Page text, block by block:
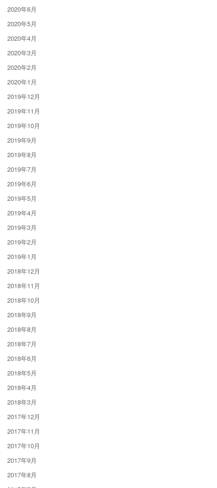
2020年6月
2020年5月
2020年4月
2020年3月
2020年2月
2020年1月
2019年12月
2019年11月
2019年10月
2019年9月
2019年8月
2019年7月
2019年6月
2019年5月
2019年4月
2019年3月
2019年2月
2019年1月
2018年12月
2018年11月
2018年10月
2018年9月
2018年8月
2018年7月
2018年6月
2018年5月
2018年4月
2018年3月
2017年12月
2017年11月
2017年10月
2017年9月
2017年8月